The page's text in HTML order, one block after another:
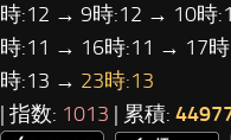
時:12 → 9時:12 → 10時
時:11 → 16時:11 → 17
時:13 → 23時:13
| 指数: 1013 | 累積: